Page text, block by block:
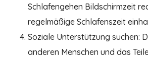
Schlafengehen Bildschirmzeit
regelmäßige Schlafenszeit
Soziale Unterstützung suchen:
anderen Menschen und das